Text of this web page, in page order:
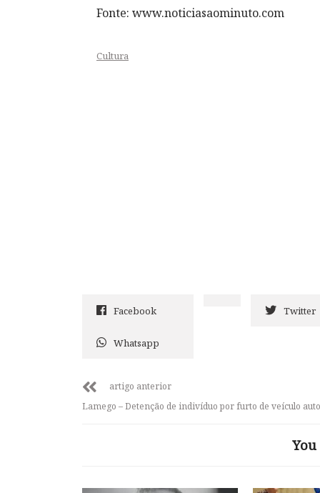
Fonte: www.noticiasaominuto.com
Cultura
Facebook Twitter
Whatsapp
artigo anterior
Lamego – Detenção de indivíduo por furto de veículo